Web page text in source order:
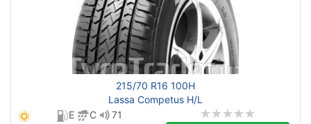
215/70 R16 100H
Lassa Competus H/L
E
C 71